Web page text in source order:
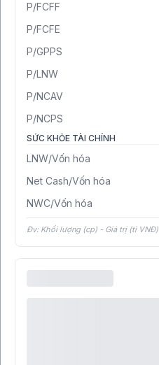
P/FCFF
P/FCFE
P/GPPS
P/LNW
P/NCAV
P/NCPS
SỨC KHỎE TÀI CHÍNH
LNW/Vốn hóa
Net Cash/Vốn hóa
NWC/Vốn hóa
Đv: Khối lượng (cp) - Giá trị (tỉ VNĐ)